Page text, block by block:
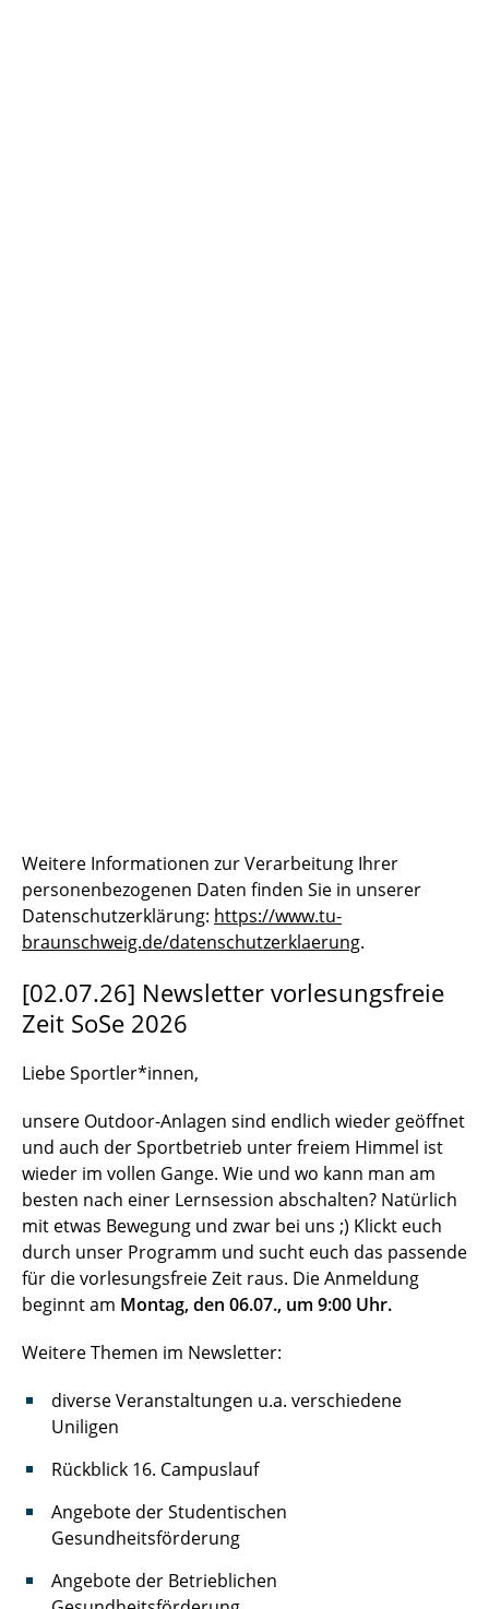
Weitere Informationen zur Verarbeitung Ihrer
personenbezogenen Daten finden Sie in unserer
Datenschutzerklärung: https://www.tu-
braunschweig.de/datenschutzerklaerung.
[02.07.26] Newsletter vorlesungsfreie
Zeit SoSe 2026
Liebe Sportler*innen,
unsere Outdoor-Anlagen sind endlich wieder geöffnet
und auch der Sportbetrieb unter freiem Himmel ist
wieder im vollen Gange. Wie und wo kann man am
besten nach einer Lernsession abschalten? Natürlich
mit etwas Bewegung und zwar bei uns ;) Klickt euch
durch unser Programm und sucht euch das passende
für die vorlesungsfreie Zeit raus. Die Anmeldung
beginnt am Montag, den 06.07., um 9:00 Uhr.
Weitere Themen im Newsletter:
diverse Veranstaltungen u.a. verschiedene
Uniligen
Rückblick 16. Campuslauf
Angebote der Studentischen
Gesundheitsförderung
Angebote der Betrieblichen